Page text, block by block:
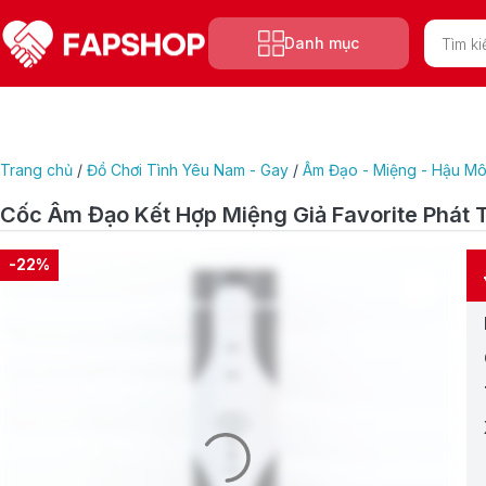
Danh mục
Tìm
kiếm
sản
Trang chủ / Đồ Chơi Tình Yêu Nam - Gay / Âm Đạo - Miệng - Hậu
Cốc Âm Đạo Kết Hợp Miệng Giả Favorite Phát
-22%